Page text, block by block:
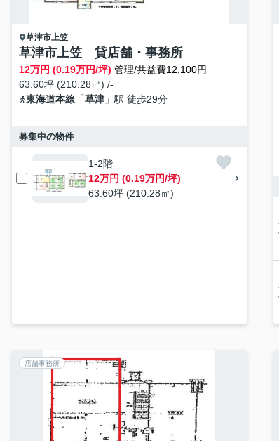
草津市上笠
草津市上笠 貸店舗・事務所
12万円 (0.19万円/坪) 管理/共益費12,100円
63.60坪 (210.28㎡) /-
東海道本線「草津」駅 徒歩29分
募集中の物件
1-2階
12万円 (0.19万円/坪)
63.60坪 (210.28㎡)
店舗事務所